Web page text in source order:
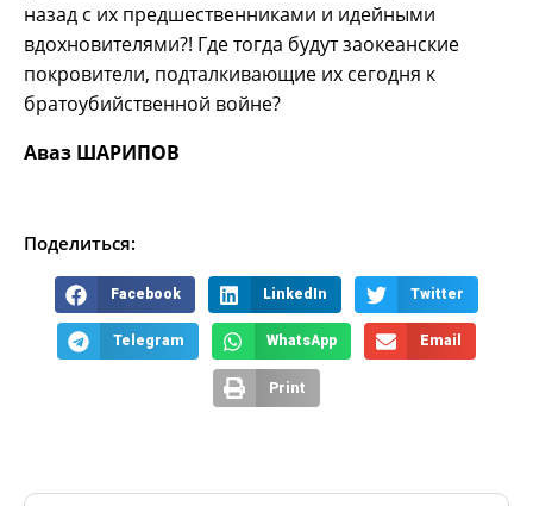
назад с их предшественниками и идейными
вдохновителями?! Где тогда будут заокеанские
покровители, подталкивающие их сегодня к
братоубийственной войне?
Аваз ШАРИПОВ
Поделиться:
Facebook LinkedIn Twitter
Telegram WhatsApp Email
Print